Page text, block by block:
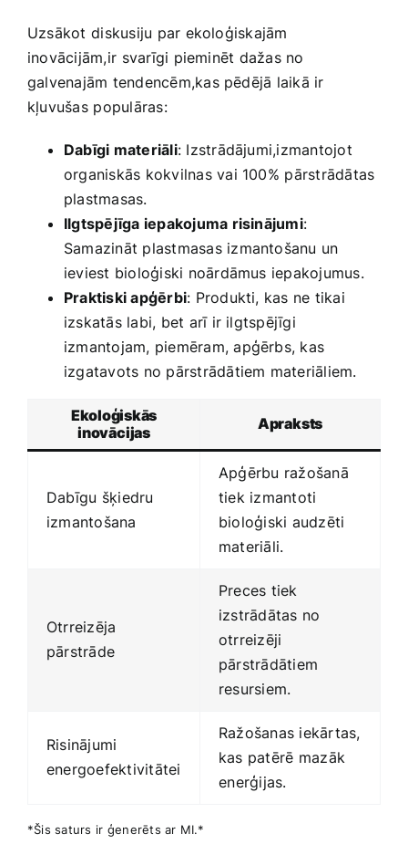
Uzsākot⁤ diskusiju par ekoloģiskajām
inovācijām,ir⁣ svarīgi pieminēt‍ dažas no
galvenajām tendencēm,kas ​pēdējā laikā ir
kļuvušas ⁢populāras: ​
Dabīgi materiāli: Izstrādājumi,izmantojot
organiskās kokvilnas vai 100% ⁤pārstrādātas‌
plastmasas.
Ilgtspējīga iepakojuma risinājumi:
Samazināt plastmasas izmantošanu un
ieviest bioloģiski noārdāmus ‌iepakojumus.
Praktiski apģērbi: Produkti, kas ne tikai
izskatās labi, bet arī ir ilgtspējīgi
izmantojam, piemēram,​ apģērbs, kas
izgatavots no pārstrādātiem materiāliem.
Ekoloģiskās
inovācijas
Apraksts
Dabīgu ⁢šķiedru
izmantošana
Apģērbu ražošanā
tiek izmantoti
bioloģiski audzēti
materiāli.
Otrreizēja⁣
pārstrāde
Preces tiek‌
izstrādātas no
otrreizēji⁢
pārstrādātiem
resursiem.
Risinājumi
energoefektivitātei
Ražošanas iekārtas,
kas patērē⁢ mazāk
⁢enerģijas.
*Šis saturs‍ ir ⁢ģenerēts ar‌ MI.*